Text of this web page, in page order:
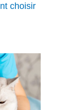
choisir